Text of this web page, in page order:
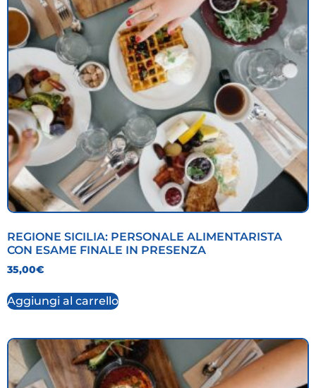
REGIONE SICILIA: PERSONALE ALIMENTARISTA
CON ESAME FINALE IN PRESENZA
35,00€
Aggiungi al carrello